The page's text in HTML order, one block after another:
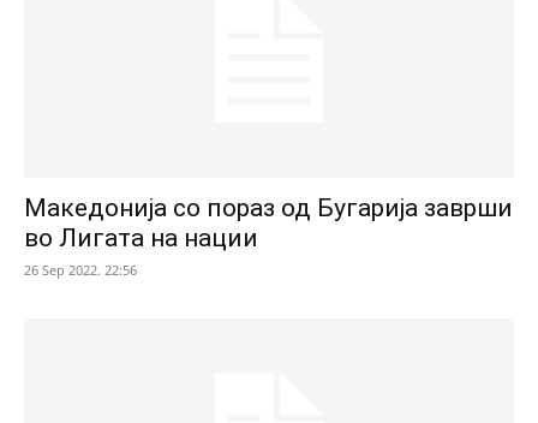
Македонија со пораз од Бугарија заврши
во Лигата на нации
26 Sep 2022. 22:56